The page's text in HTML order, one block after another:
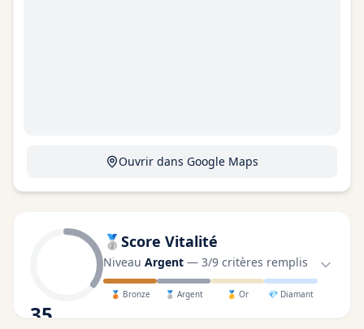
Ouvrir dans Google Maps
35
🥈 Score Vitalité
Niveau Argent — 3/9 critères remplis
🥉 Bronze 🥈 Argent 🥇 Or 💎 Diamant